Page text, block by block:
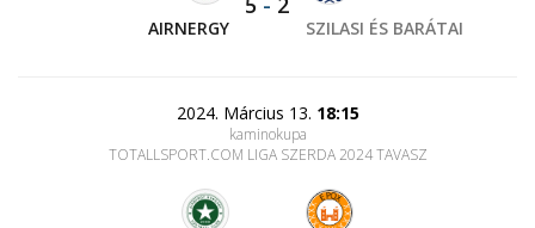
AIRNERGY SZILASI ÉS BARÁTAI
2024. Március 13. 18:15
kaminokupa
TOTALLSPORT.COM LIGA SZERDA 2024 TAVASZ